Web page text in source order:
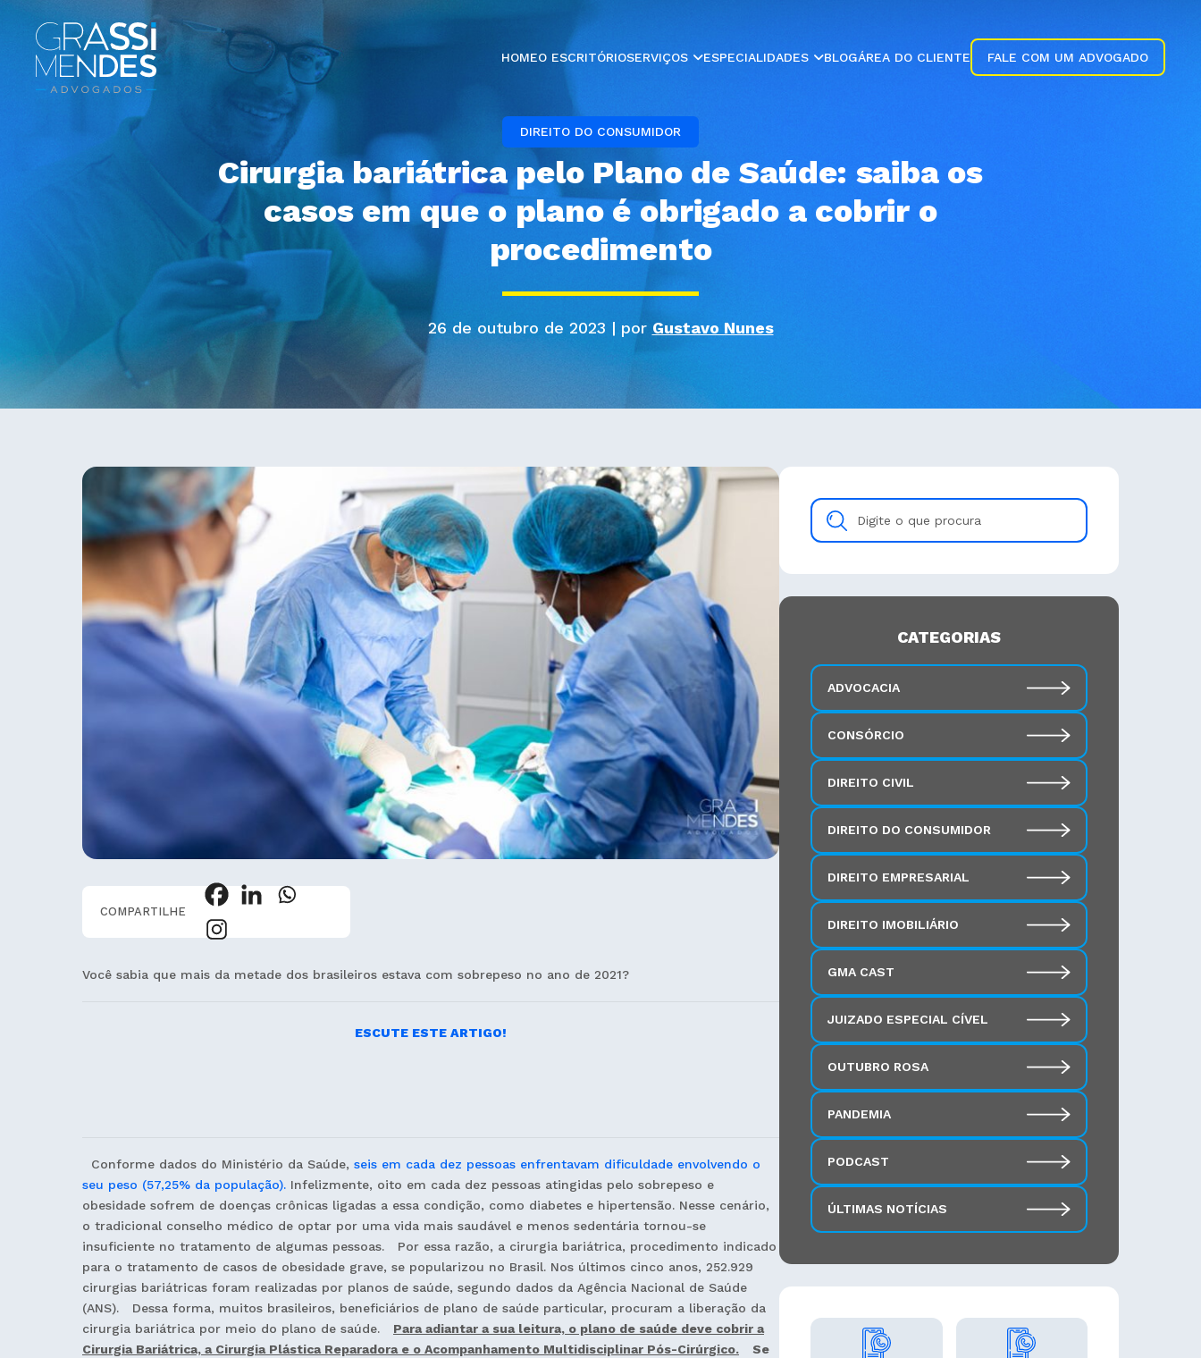
HOMEO ESCRITÓRIOSERVIÇOS ESPECIALIDADES BLOGÁREA DO CLIENTE FALE COM UM ADVOGADO
DIREITO DO CONSUMIDOR
Cirurgia bariátrica pelo Plano de Saúde: saiba os
casos em que o plano é obrigado a cobrir o
procedimento
26 de outubro de 2023 | por Gustavo Nunes
COMPARTILHE
Você sabia que mais da metade dos brasileiros estava com sobrepeso no ano de 2021?
ESCUTE ESTE ARTIGO!
Conforme dados do Ministério da Saúde, seis em cada dez pessoas enfrentavam dificuldade envolvendo o
seu peso (57,25% da população). Infelizmente, oito em cada dez pessoas atingidas pelo sobrepeso e
obesidade sofrem de doenças crônicas ligadas a essa condição, como diabetes e hipertensão. Nesse cenário,
o tradicional conselho médico de optar por uma vida mais saudável e menos sedentária tornou-se
insuficiente no tratamento de algumas pessoas. Por essa razão, a cirurgia bariátrica, procedimento indicado
para o tratamento de casos de obesidade grave, se popularizou no Brasil. Nos últimos cinco anos, 252.929
cirurgias bariátricas foram realizadas por planos de saúde, segundo dados da Agência Nacional de Saúde
(ANS). Dessa forma, muitos brasileiros, beneficiários de plano de saúde particular, procuram a liberação da
cirurgia bariátrica por meio do plano de saúde. Para adiantar a sua leitura, o plano de saúde deve cobrir a
Cirurgia Bariátrica, a Cirurgia Plástica Reparadora e o Acompanhamento Multidisciplinar Pós-Cirúrgico.
Se
Digite
CATEGORIAS
ADVOCACIA
CONSÓRCIO
DIREITO CIVIL
DIREITO DO CONSUMIDOR
DIREITO EMPRESARIAL
DIREITO IMOBILIÁRIO
GMA CAST
JUIZADO ESPECIAL CÍVEL
OUTUBRO ROSA
PANDEMIA
PODCAST
ÚLTIMAS NOTÍCIAS